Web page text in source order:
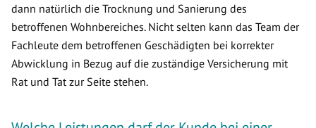
dann natürlich die Trocknung und Sanierung des
betroffenen Wohnbereiches. Nicht selten kann das Team der
Fachleute dem betroffenen Geschädigten bei korrekter
Abwicklung in Bezug auf die zuständige Versicherung mit
Rat und Tat zur Seite stehen.